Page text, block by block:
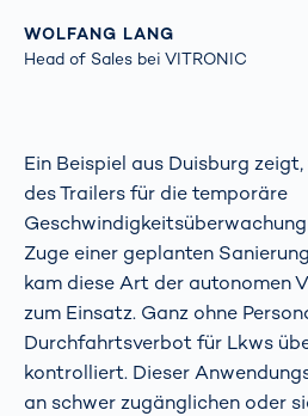
WOLFANG LANG
Head of Sales bei VITRONIC
Ein Beispiel aus Duisburg
des Trailers für die temporäre
Zuge einer geplanten
kam diese Art der autonomen
zum Einsatz. Ganz ohne
Durchfahrtsverbot für Lkws
kontrolliert. Dieser
an schwer zugänglichen oder